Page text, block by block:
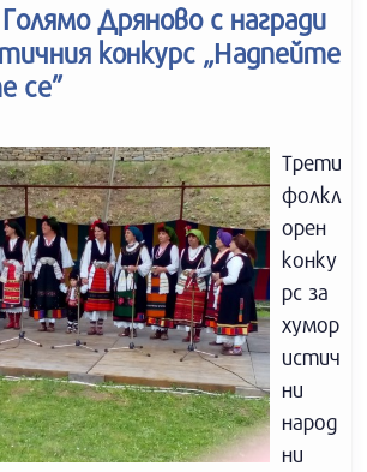
Дряново с награди
конкурс „Надпейте
се”
Трети
фолкл
орен
конку
рс за
хумор
истич
ни
народ
ни